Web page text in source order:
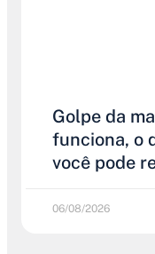
Golpe da
funciona, o
você pode
06/08/2026